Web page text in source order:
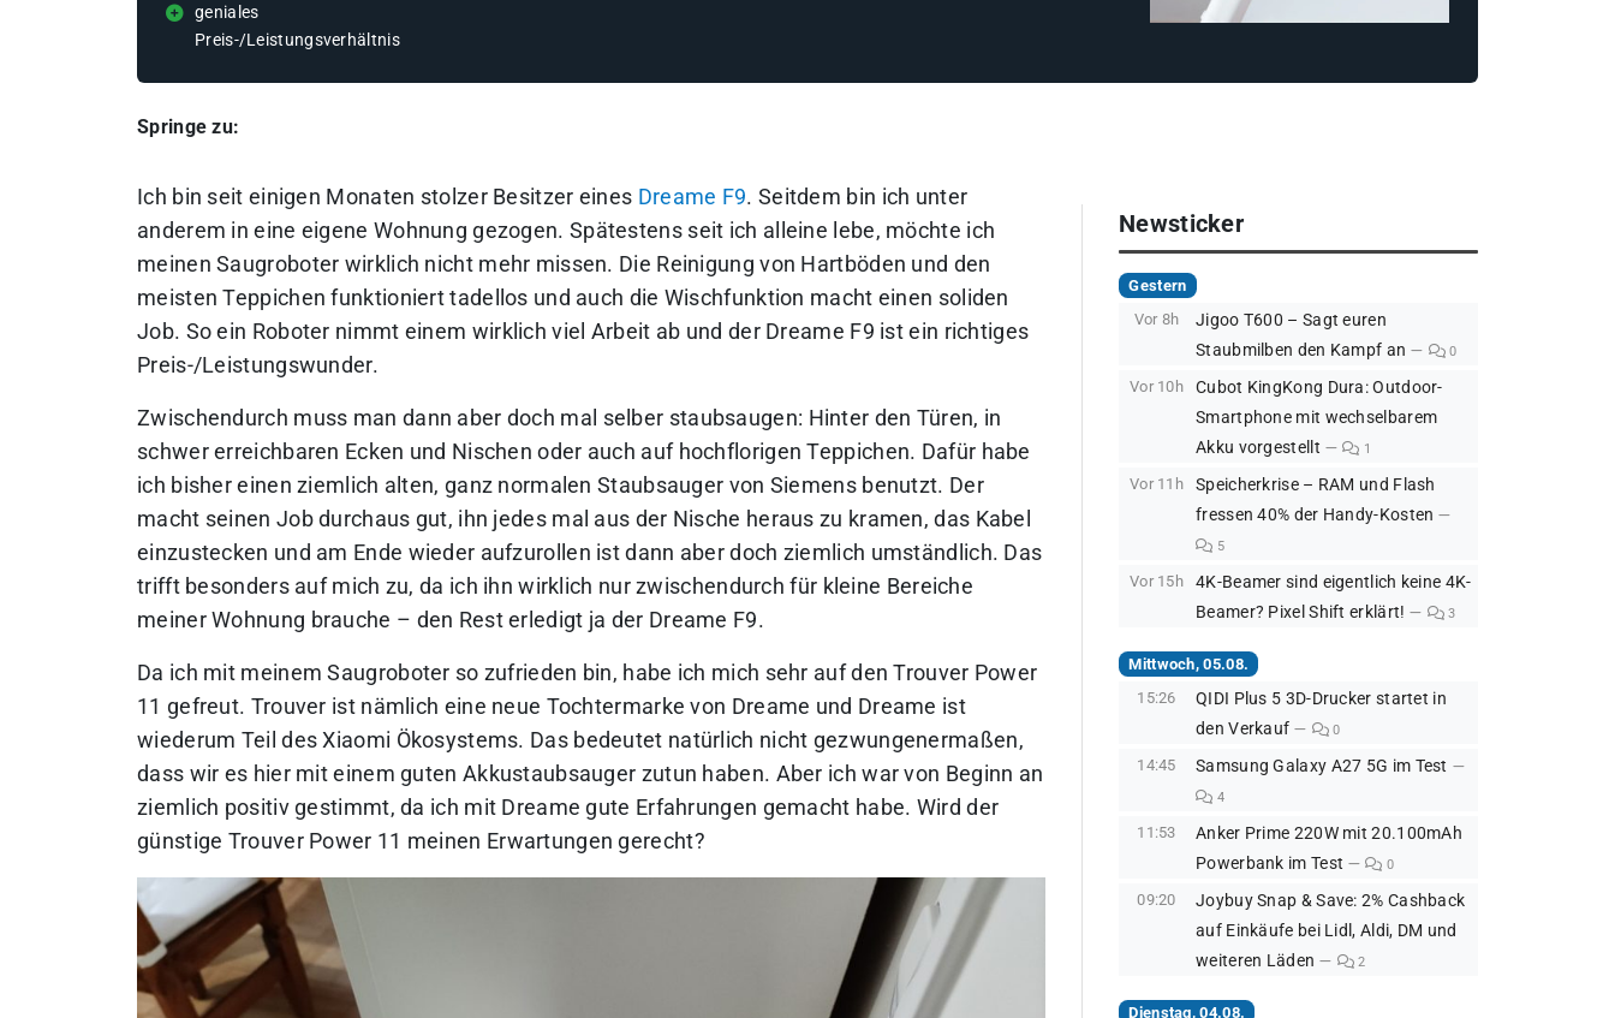
geniales
Preis-/Leistungsverhältnis
Springe zu:
Ich bin seit einigen Monaten stolzer Besitzer eines Dreame F9. Seitdem bin ich unter
anderem in eine eigene Wohnung gezogen. Spätestens seit ich alleine lebe, möchte ich
meinen Saugroboter wirklich nicht mehr missen. Die Reinigung von Hartböden und den
meisten Teppichen funktioniert tadellos und auch die Wischfunktion macht einen soliden
Job. So ein Roboter nimmt einem wirklich viel Arbeit ab und der Dreame F9 ist ein richtiges
Preis-/Leistungswunder.
Zwischendurch muss man dann aber doch mal selber staubsaugen: Hinter den Türen, in
schwer erreichbaren Ecken und Nischen oder auch auf hochflorigen Teppichen. Dafür habe
ich bisher einen ziemlich alten, ganz normalen Staubsauger von Siemens benutzt. Der
macht seinen Job durchaus gut, ihn jedes mal aus der Nische heraus zu kramen, das Kabel
einzustecken und am Ende wieder aufzurollen ist dann aber doch ziemlich umständlich. Das
trifft besonders auf mich zu, da ich ihn wirklich nur zwischendurch für kleine Bereiche
meiner Wohnung brauche – den Rest erledigt ja der Dreame F9.
Da ich mit meinem Saugroboter so zufrieden bin, habe ich mich sehr auf den Trouver Power
11 gefreut. Trouver ist nämlich eine neue Tochtermarke von Dreame und Dreame ist
wiederum Teil des Xiaomi Ökosystems. Das bedeutet natürlich nicht gezwungenermaßen,
dass wir es hier mit einem guten Akkustaubsauger zutun haben. Aber ich war von Beginn an
ziemlich positiv gestimmt, da ich mit Dreame gute Erfahrungen gemacht habe. Wird der
günstige Trouver Power 11 meinen Erwartungen gerecht?
Newsticker
Gestern
Vor 8h
Jigoo T600 – Sagt euren
Staubmilben den Kampf an
0
Vor 10h
Cubot KingKong Dura: Outdoor-
Smartphone mit wechselbarem
Akku vorgestellt
1
Vor 11h
Speicherkrise – RAM und Flash
fressen 40% der Handy-Kosten
5
Vor 15h
4K-Beamer sind eigentlich keine 4K-
Beamer? Pixel Shift erklärt!
3
Mittwoch, 05.08.
15:26
QIDI Plus 5 3D-Drucker startet in
den Verkauf
0
14:45 Samsung Galaxy A27 5G im Test
4
11:53
Anker Prime 220W mit 20.100mAh
Powerbank im Test
0
09:20
Joybuy Snap & Save: 2% Cashback
auf Einkäufe bei Lidl, Aldi, DM und
weiteren Läden
2
Dienstag, 04.08.